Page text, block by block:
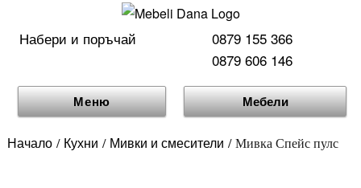
Набери и поръчай
0879 155 366
0879 606 146
Меню Мебели
Начало/ Кухни / Мивки и смесители / Мивка Спейс пулс